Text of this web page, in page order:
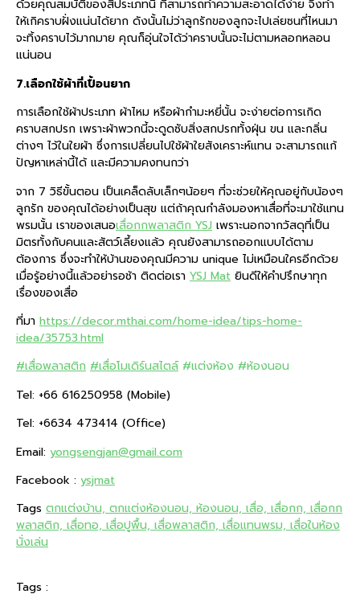
ด้วยคุณสมบัติของสีประเภทนี้ ที่สามารถทำความสะอาดได้ง่าย จึงทำ
ให้เกิคราบฝั่งแน่นได้ยาก ดังนั้นไม่ว่าลูกรักของลูกจะไปเล่ยซนที่ไหนมา
จะทิ้งคราบไว้มากมาย คุณก็อุ่นใจได้ว่าคราบนั้นจะไม่ตามหลอกหลอน
แน่นอน
7.เลือกใช้ผ้าที่เปื้อนยาก
การเลือกใช้ผ้าประเภท ผ้าไหม หรือผ้ากำมะหยี่นั้น จะง่ายต่อการเกิด
คราบสกปรก เพราะผ้าพวกนี้จะดูดซับสิ่งสกปรกทั้งฝุ่น ขน และกลิ่น
ต่างๆ ไว้ในใยผ้า ซึ่งการเปลี่ยนไปใช้ผ้าใยสังเคราะห์แทน จะสามารถแก้
ปัญหาเหล่านี้ได้ และมีความคงทนกว่า
จาก 7 วิธีขั้นตอน เป็นเคล็ดลับเล็กๆน้อยๆ ที่จะช่วยให้คุณอยู่กับน้องๆ
ลูกรัก ของคุณได้อย่างเป็นสุข แต่ถ้าคุณกำลังมองหาเสื่อที่จะมาใช้แทน
พรมนั้น เราของเสนอเสื่อกกพลาสติก YSJ เพราะนอกจากวัสดุที่เป็น
มิตรทั้งกับคนและสัตว์เลี้ยงแล้ว คุณยังสามารถออกแบบได้ตาม
ต้องการ ซึ่งจะทำให้บ้านของคุณมีความ unique ไม่เหมือนใครอีกด้วย
เมื่อรู้อย่างนี้แล้วอย่ารอช้า ติดต่อเรา YSJ Mat ยินดีให้คำปรึกษาทุก
เรื่องของเสื่อ
ที่มา https://decor.mthai.com/home-idea/tips-home-
idea/35753.html
#เสื่อพลาสติก #เสื่อโมเดิร์นสไตล์ #แต่งห้อง #ห้องนอน
Tel: +66 616250958 (Mobile)
Tel: +6634 473414 (Office)
Email: yongsengjan@gmail.com
Facebook : ysjmat
Tags ตกแต่งบ้าน, ตกแต่งห้องนอน, ห้องนอน, เสื่อ, เสื่อกก, เสื่อกก
พลาสติก, เสื่อทอ, เสื่อปูพื้น, เสื่อพลาสติก, เสื่อแทนพรม, เสื่อในห้อง
นั่งเล่น
Tags :